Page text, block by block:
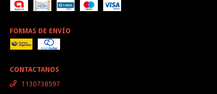
FORMAS DE ENVÍO
CONTACTANOS
1130738597